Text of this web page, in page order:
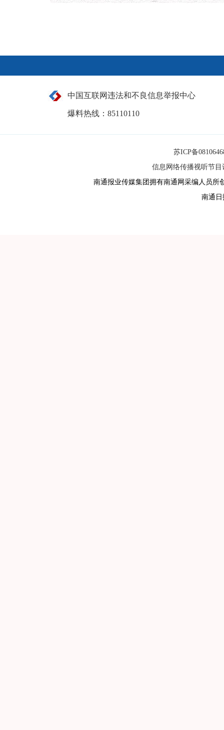
中国互联网违法和不良信息举报中心
爆料热线：85110110
苏ICP备
信息网络传播视听节目
南通报业传媒集团拥有南通网采编人员所
南通日